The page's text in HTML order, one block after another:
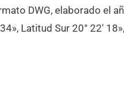
DWG, elaborado el
Latitud Sur 20° 22′